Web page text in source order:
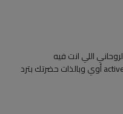
اللي انت فيه
الآن<br>متعودّون على حضرتك active أوي وبالذات حضرتك بترد